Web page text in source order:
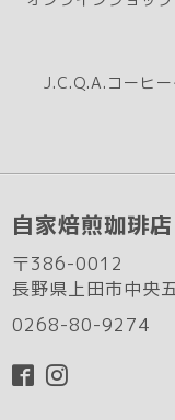
J.C.Q.A.コーヒ
自家焙煎珈琲
〒386-0012
長野県上田市中央
0268-80-9274